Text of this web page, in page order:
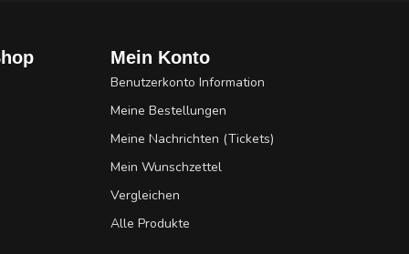
Mein Konto
Benutzerkonto Information
Meine Bestellungen
Meine Nachrichten (Tickets)
Mein Wunschzettel
Vergleichen
Alle Produkte